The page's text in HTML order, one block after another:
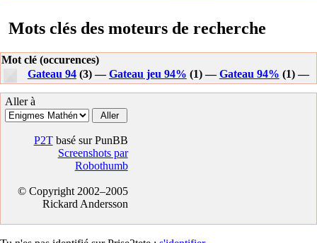
Mots clés des moteurs de recherche
Mot clé (occurences)
Gateau 94(3) —Gateau jeu 94% (1) —Gateau 94% (1) —
Aller à
P2Tbasé sur PunBB
Screenshots par
Robothumb
© Copyright 2002–2005
Rickard Andersson